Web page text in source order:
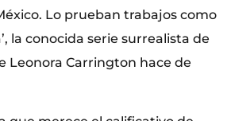
Lo prueban trabajos como
la conocida serie surrealista de
Leonora Carrington hace de